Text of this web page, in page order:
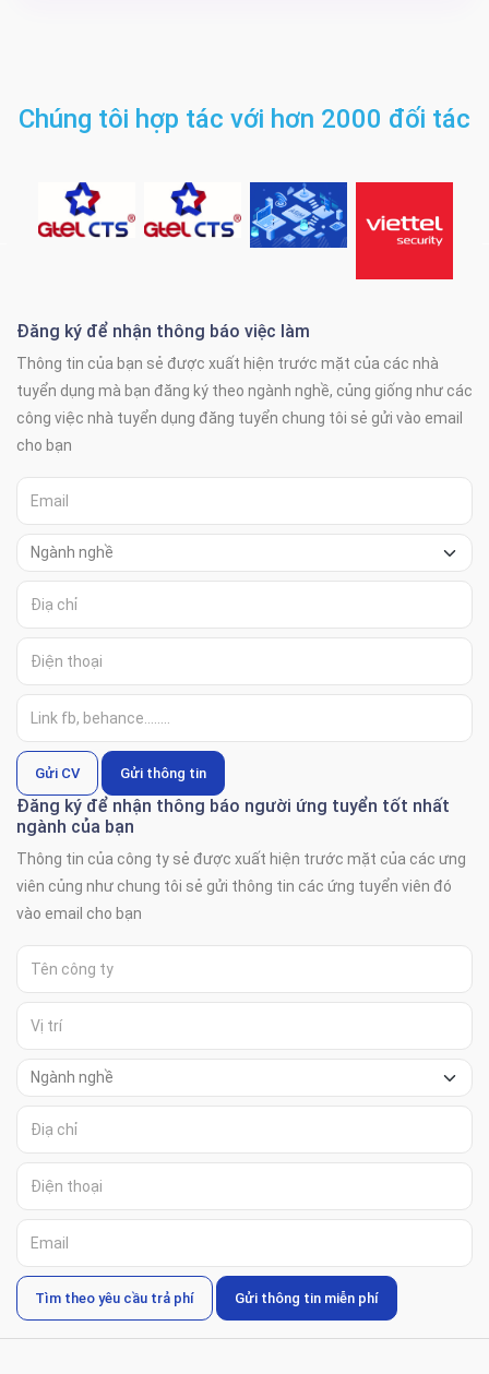
Chúng tôi hợp tác với hơn 2000 đối tác
Đăng ký để nhận thông báo việc làm
Thông tin của bạn sẻ được xuất hiện trước mặt của các nhà
tuyển dụng mà bạn đăng ký theo ngành nghề, củng giống như các
công việc nhà tuyển dụng đăng tuyển chung tôi sẻ gửi vào email
cho bạn
Gửi CV Gửi thông tin
Đăng ký để nhận thông báo người ứng tuyển tốt nhất
ngành của bạn
Thông tin của công ty sẻ được xuất hiện trước mặt của các ưng
viên củng như chung tôi sẻ gửi thông tin các ứng tuyển viên đó
vào email cho bạn
Tìm theo yêu cầu trả phí Gửi thông tin miễn phí